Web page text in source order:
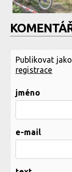
Publikovat
registrace
jméno
e-mail